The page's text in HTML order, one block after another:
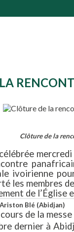
Clôture de la
ivoirienne
les membres
de l’Église
Blé (Abidjan)
de la
dernier à